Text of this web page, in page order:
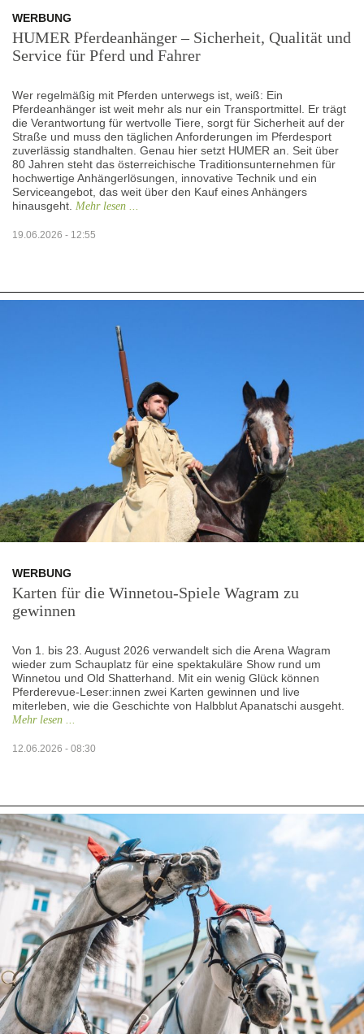
WERBUNG
HUMER Pferdeanhänger – Sicherheit, Qualität und
Service für Pferd und Fahrer
Wer regelmäßig mit Pferden unterwegs ist, weiß: Ein
Pferdeanhänger ist weit mehr als nur ein Transportmittel. Er trägt
die Verantwortung für wertvolle Tiere, sorgt für Sicherheit auf der
Straße und muss den täglichen Anforderungen im Pferdesport
zuverlässig standhalten. Genau hier setzt HUMER an. Seit über
80 Jahren steht das österreichische Traditionsunternehmen für
hochwertige Anhängerlösungen, innovative Technik und ein
Serviceangebot, das weit über den Kauf eines Anhängers
hinausgeht. Mehr lesen ...
19.06.2026 - 12:55
WERBUNG
Karten für die Winnetou-Spiele Wagram zu
gewinnen
Von 1. bis 23. August 2026 verwandelt sich die Arena Wagram
wieder zum Schauplatz für eine spektakuläre Show rund um
Winnetou und Old Shatterhand. Mit ein wenig Glück können
Pferderevue-Leser:innen zwei Karten gewinnen und live
miterleben, wie die Geschichte von Halbblut Apanatschi ausgeht.
Mehr lesen ...
12.06.2026 - 08:30